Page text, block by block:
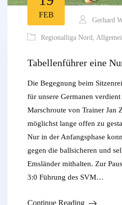
FEB
Gerhard
Regionalliga Nord,
Tabellenführer eine
Die Begegnung beim
für unsere Germanen
Marschroute von Trainer Jan
möglichst lange offen zu
Nur in der Anfangsphase
gegen die ballsicheren und
Emsländer mithalten. Zur
3:0 Führung des SVM…
Continue Reading